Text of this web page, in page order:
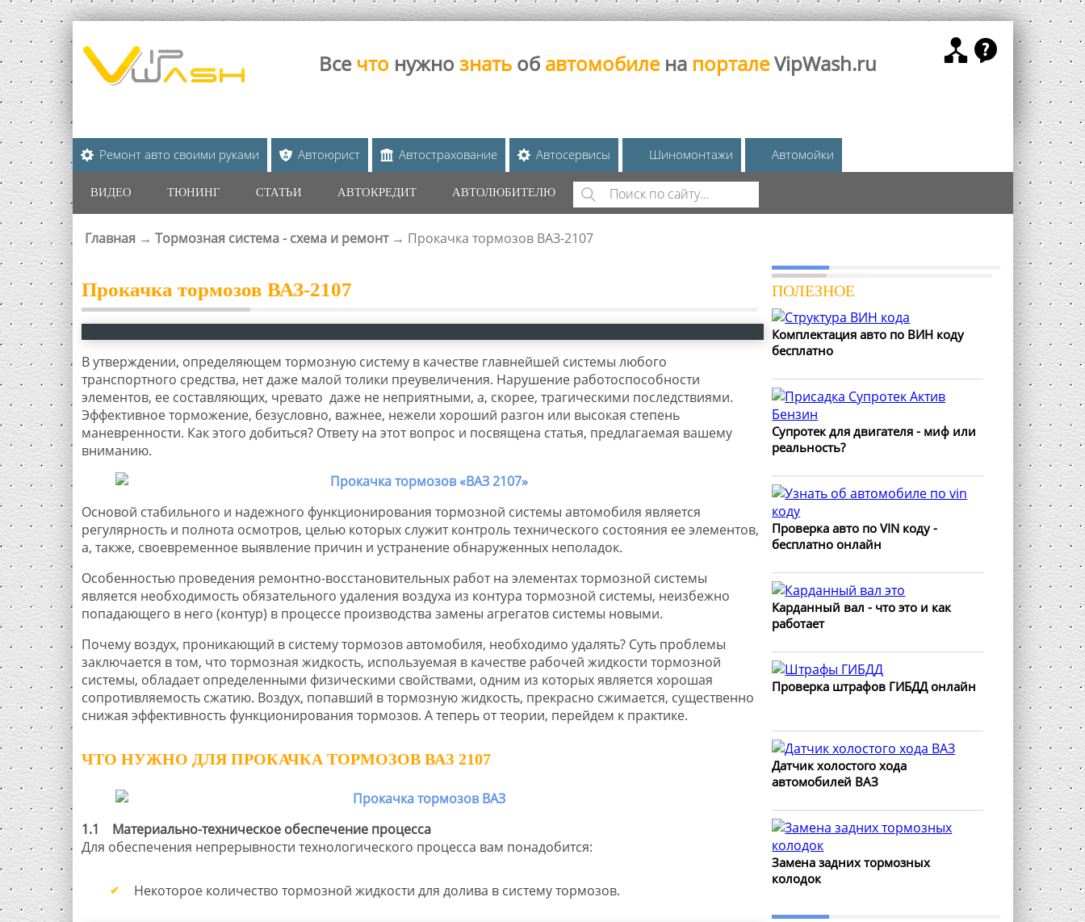
Все что нужно знать об автомобиле на порталеVipWash.ru
Ремонт авто своими руками Автоюрист Автострахование Автосервисы Шиномонтажи Автомойки
ВИДЕО ТЮНИНГ СТАТЬИ АВТОКРЕДИТ АВТОЛЮБИТЕЛЮ
ФОРМА ПОИСКА
Поиск
ВЫ ЗДЕСЬ
Главная → Тормозная система - схема и ремонт → Прокачка тормозов ВАЗ-2107
Прокачка тормозов ВАЗ-2107
В утверждении, определяющем тормозную систему в качестве главнейшей системы любого
транспортного средства, нет даже малой толики преувеличения. Нарушение работоспособности
элементов, ее составляющих, чревато даже не неприятными, а, скорее, трагическими последствиями.
Эффективное торможение, безусловно, важнее, нежели хороший разгон или высокая степень
маневренности. Как этого добиться? Ответу на этот вопрос и посвящена статья, предлагаемая вашему
вниманию.
Основой стабильного и надежного функционирования тормозной системы автомобиля является
регулярность и полнота осмотров, целью которых служит контроль технического состояния ее элементов,
а, также, своевременное выявление причин и устранение обнаруженных неполадок.
Особенностью проведения ремонтно-восстановительных работ на элементах тормозной системы
является необходимость обязательного удаления воздуха из контура тормозной системы, неизбежно
попадающего в него (контур) в процессе производства замены агрегатов системы новыми.
Почему воздух, проникающий в систему тормозов автомобиля, необходимо удалять? Суть проблемы
заключается в том, что тормозная жидкость, используемая в качестве рабочей жидкости тормозной
системы, обладает определенными физическими свойствами, одним из которых является хорошая
сопротивляемость сжатию. Воздух, попавший в тормозную жидкость, прекрасно сжимается, существенно
снижая эффективность функционирования тормозов. А теперь от теории, перейдем к практике.
ЧТО НУЖНО ДЛЯ ПРОКАЧКА ТОРМОЗОВ ВАЗ 2107
1.1 Материально-техническое обеспечение процесса
Для обеспечения непрерывности технологического процесса вам понадобится:
Некоторое количество тормозной жидкости для долива в систему тормозов.
ПОЛЕЗНОЕ
Комплектация авто по ВИН коду
бесплатно
Супротек для двигателя - миф или
реальность?
Проверка авто по VIN коду -
бесплатно онлайн
Карданный вал - что это и как
работает
Проверка штрафов ГИБДД онлайн
Датчик холостого хода
автомобилей ВАЗ
Замена задних тормозных
колодок